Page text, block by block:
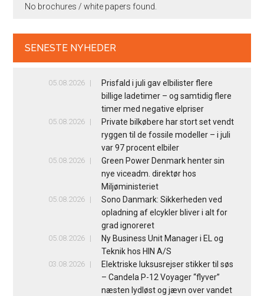
No brochures / white papers found.
SENESTE NYHEDER
05.08.2026
Prisfald i juli gav elbilister flere
billige ladetimer – og samtidig flere
timer med negative elpriser
05.08.2026
Private bilkøbere har stort set vendt
ryggen til de fossile modeller – i juli
var 97 procent elbiler
05.08.2026
Green Power Denmark henter sin
nye viceadm. direktør hos
Miljøministeriet
05.08.2026
Sono Danmark: Sikkerheden ved
opladning af elcykler bliver i alt for
grad ignoreret
05.08.2026
Ny Business Unit Manager i EL og
Teknik hos HIN A/S
03.08.2026
Elektriske luksusrejser stikker til søs
– Candela P-12 Voyager “flyver”
næsten lydløst og jævn over vandet